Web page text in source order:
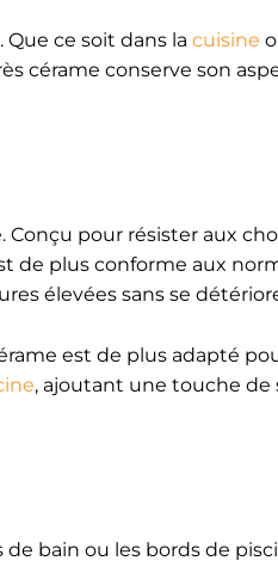
Que ce soit dans la cuisine
cérame conserve son
pour résister aux
de plus conforme aux
élevées sans se
est de plus adapté
, ajoutant une touche
bain ou les bords de